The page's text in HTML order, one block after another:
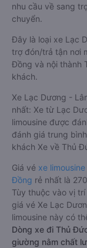
nhu cầu về sang
chuyển.
Đây là loại xe Lạc
trợ đón/trả tận nơi
Đồng và nội thành
khách.
Xe Lạc Dương -
nhất: Xe từ Lạc
limousine được
đánh giá trung
khách Xe về Thủ
Giá vé xe
Đồng rẻ nhất là
Tùy thuộc vào vị
giá vé Xe Lạc
limousine này có
Dòng xe đi Thủ
giường nằm chất